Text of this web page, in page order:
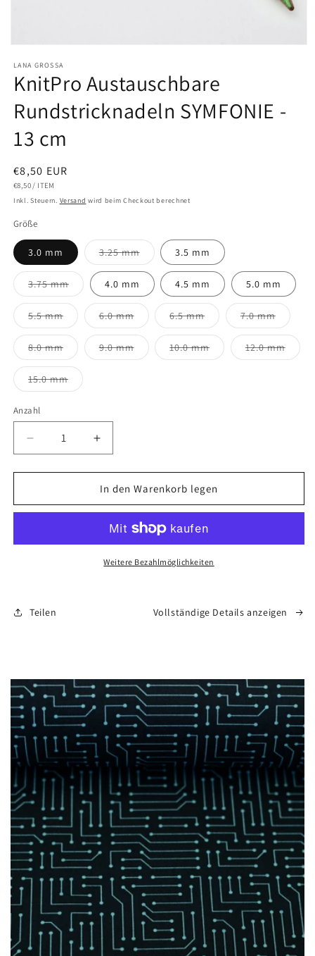
LANA GROSSA
KnitPro Austauschbare
Rundstricknadeln SYMFONIE -
13 cm
€8,50 EUR
€8,50/ ITEM
Inkl. Steuern. Versand wird beim Checkout berechnet
Größe
3.0 mm 3.25 mm 3.5 mm
3.75 mm 4.0 mm 4.5 mm 5.0 mm
5.5 mm 6.0 mm 6.5 mm 7.0 mm
8.0 mm 9.0 mm 10.0 mm 12.0 mm
15.0 mm
Anzahl
In den Warenkorb legen
Weitere Bezahlmöglichkeiten
Teilen Vollständige Details anzeigen